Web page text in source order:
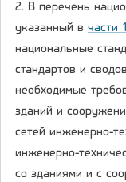
2. В перечень
указанный в части 1
национальные
стандартов и
необходимые
зданий и
сетей инженерно-
инженерно-
со зданиями и с